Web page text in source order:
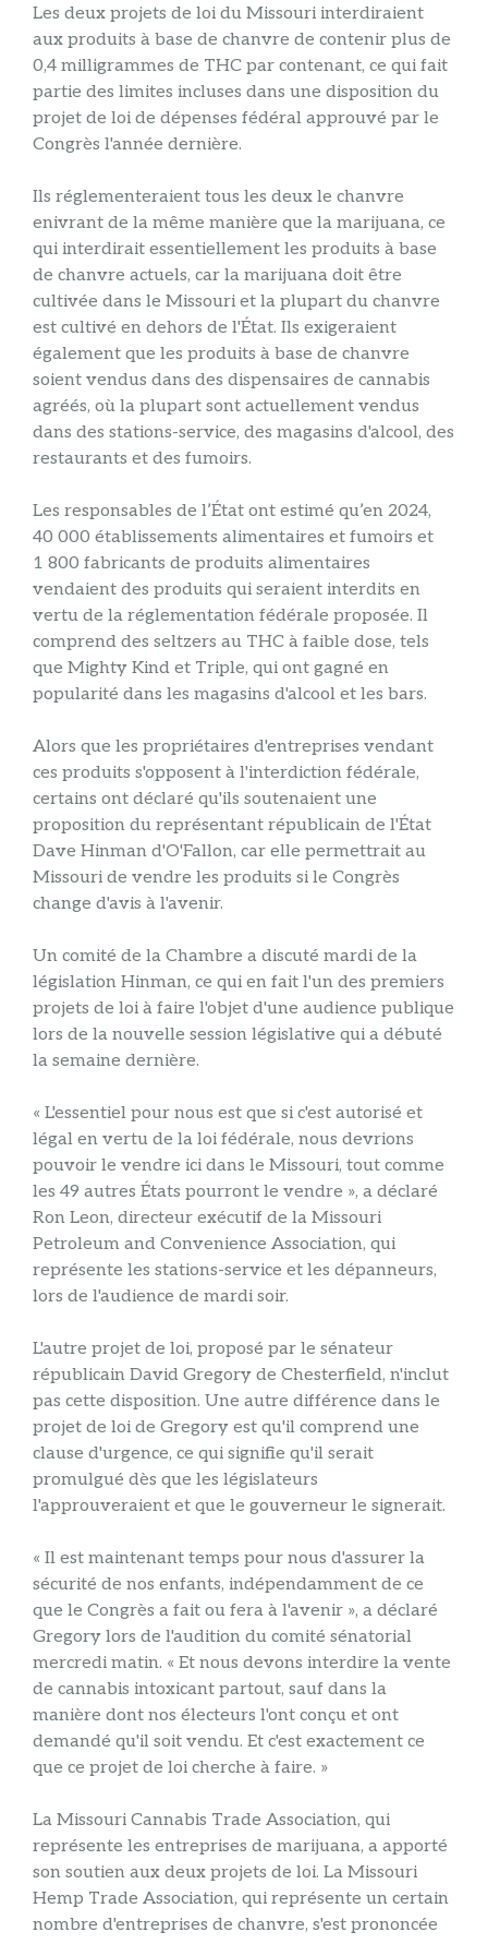
Les deux projets de loi du Missouri interdiraient
aux produits à base de chanvre de contenir plus de
0,4 milligrammes de THC par contenant, ce qui fait
partie des limites incluses dans une disposition du
projet de loi de dépenses fédéral approuvé par le
Congrès l'année dernière.
Ils réglementeraient tous les deux le chanvre
enivrant de la même manière que la marijuana, ce
qui interdirait essentiellement les produits à base
de chanvre actuels, car la marijuana doit être
cultivée dans le Missouri et la plupart du chanvre
est cultivé en dehors de l'État. Ils exigeraient
également que les produits à base de chanvre
soient vendus dans des dispensaires de cannabis
agréés, où la plupart sont actuellement vendus
dans des stations-service, des magasins d'alcool, des
restaurants et des fumoirs.
Les responsables de l’État ont estimé qu’en 2024,
40 000 établissements alimentaires et fumoirs et
1 800 fabricants de produits alimentaires
vendaient des produits qui seraient interdits en
vertu de la réglementation fédérale proposée. Il
comprend des seltzers au THC à faible dose, tels
que Mighty Kind et Triple, qui ont gagné en
popularité dans les magasins d'alcool et les bars.
Alors que les propriétaires d'entreprises vendant
ces produits s'opposent à l'interdiction fédérale,
certains ont déclaré qu'ils soutenaient une
proposition du représentant républicain de l'État
Dave Hinman d'O'Fallon, car elle permettrait au
Missouri de vendre les produits si le Congrès
change d'avis à l'avenir.
Un comité de la Chambre a discuté mardi de la
législation Hinman, ce qui en fait l'un des premiers
projets de loi à faire l'objet d'une audience publique
lors de la nouvelle session législative qui a débuté
la semaine dernière.
« L'essentiel pour nous est que si c'est autorisé et
légal en vertu de la loi fédérale, nous devrions
pouvoir le vendre ici dans le Missouri, tout comme
les 49 autres États pourront le vendre », a déclaré
Ron Leon, directeur exécutif de la Missouri
Petroleum and Convenience Association, qui
représente les stations-service et les dépanneurs,
lors de l'audience de mardi soir.
L'autre projet de loi, proposé par le sénateur
républicain David Gregory de Chesterfield, n'inclut
pas cette disposition. Une autre différence dans le
projet de loi de Gregory est qu'il comprend une
clause d'urgence, ce qui signifie qu'il serait
promulgué dès que les législateurs
l'approuveraient et que le gouverneur le signerait.
« Il est maintenant temps pour nous d'assurer la
sécurité de nos enfants, indépendamment de ce
que le Congrès a fait ou fera à l'avenir », a déclaré
Gregory lors de l'audition du comité sénatorial
mercredi matin. « Et nous devons interdire la vente
de cannabis intoxicant partout, sauf dans la
manière dont nos électeurs l'ont conçu et ont
demandé qu'il soit vendu. Et c'est exactement ce
que ce projet de loi cherche à faire. »
La Missouri Cannabis Trade Association, qui
représente les entreprises de marijuana, a apporté
son soutien aux deux projets de loi. La Missouri
Hemp Trade Association, qui représente un certain
nombre d'entreprises de chanvre, s'est prononcée